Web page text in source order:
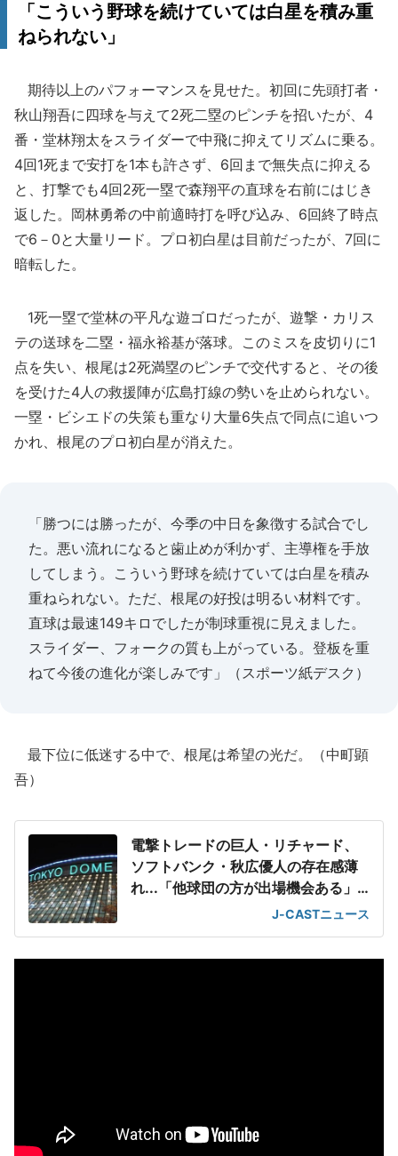
「こういう野球を続けていては白星を積み重
ねられない」
期待以上のパフォーマンスを見せた。初回に先頭打者・
秋山翔吾に四球を与えて2死二塁のピンチを招いたが、4
番・堂林翔太をスライダーで中飛に抑えてリズムに乗る。
4回1死まで安打を1本も許さず、6回まで無失点に抑える
と、打撃でも4回2死一塁で森翔平の直球を右前にはじき
返した。岡林勇希の中前適時打を呼び込み、6回終了時点
で6－0と大量リード。プロ初白星は目前だったが、7回に
暗転した。
1死一塁で堂林の平凡な遊ゴロだったが、遊撃・カリス
テの送球を二塁・福永裕基が落球。このミスを皮切りに1
点を失い、根尾は2死満塁のピンチで交代すると、その後
を受けた4人の救援陣が広島打線の勢いを止められない。
一塁・ビシエドの失策も重なり大量6失点で同点に追いつ
かれ、根尾のプロ初白星が消えた。
「勝つには勝ったが、今季の中日を象徴する試合でし
た。悪い流れになると歯止めが利かず、主導権を手放
してしまう。こういう野球を続けていては白星を積み
重ねられない。ただ、根尾の好投は明るい材料です。
直球は最速149キロでしたが制球重視に見えました。
スライダー、フォークの質も上がっている。登板を重
ねて今後の進化が楽しみです」（スポーツ紙デスク）
最下位に低迷する中で、根尾は希望の光だ。（中町顕
吾）
電撃トレードの巨人・リチャード、
ソフトバンク・秋広優人の存在感薄
れ...「他球団の方が出場機会ある」
J-CASTニュース